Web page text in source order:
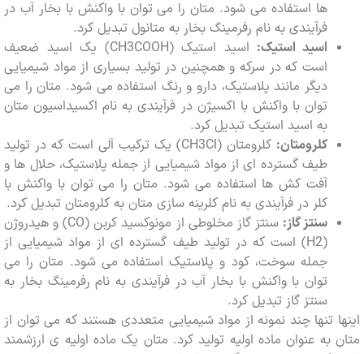
ها استفاده می شود. متان را می توان با واکنش با بخار آب در
فرآیندی به نام رفرمینگ بخار به متانول تبدیل کرد.
اسید استیک:
اسید استیک (CH3COOH) یک اسید ضعیف
است که در سرکه و همچنین در تولید بسیاری از مواد شیمیایی
دیگر مانند پلاستیک، دارو و رنگ استفاده می شود. متان را می
توان با واکنش با اکسیژن در فرآیندی به نام اکسیداسیون متان
به اسید استیک تبدیل کرد.
کلرومتان:
کلرومتان (CH3Cl) یک ترکیب آلی است که در تولید
طیف گسترده ای از مواد شیمیایی از جمله پلاستیک، حلال ها و
آفت کش ها استفاده می شود. متان را می توان با واکنش با
کلر در فرآیندی به نام کلرینه سازی متان به کلرومتان تبدیل کرد.
سنتز گاز:
سنتز گاز مخلوطی از مونوکسید کربن (CO) و هیدروژن
(H2) است که در تولید طیف گسترده ای از مواد شیمیایی از
جمله سوخت، کود و پلاستیک استفاده می شود. متان را می
توان با واکنش با بخار آب در فرآیندی به نام رفرمینگ بخار به
سنتز گاز تبدیل کرد.
تنها چند نمونه از مواد شیمیایی متعددی هستند که می توان از
عنوان ماده اولیه تولید کرد. متان یک ماده اولیه ی ارزشمند